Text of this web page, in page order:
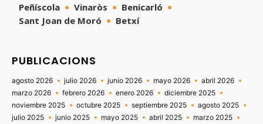
Peñíscola
Vinaròs
Benicarló
Sant Joan de Moró
Betxí
PUBLICACIONS
agosto 2026 julio 2026 junio 2026 mayo 2026
abril 2026
marzo 2026
febrero 2026 enero 2026
diciembre 2025
noviembre 2025
octubre 2025 septiembre 2025
agosto 2025
julio 2025
junio 2025 mayo 2025 abril 2025
marzo 2025